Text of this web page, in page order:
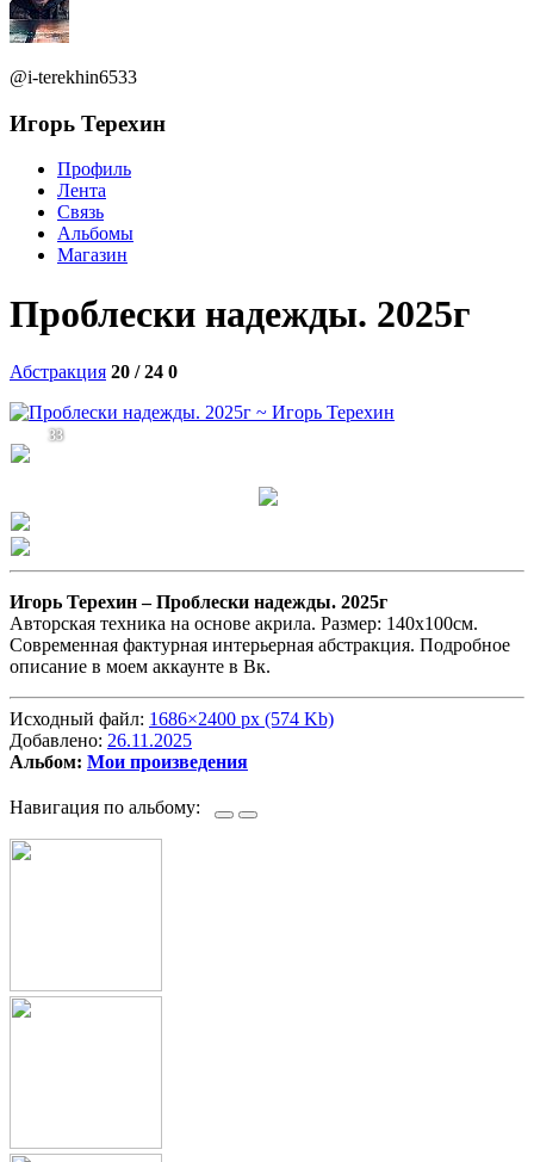
@i-terekhin6533
Игорь Терехин
Профиль
Лента
Связь
Альбомы
Магазин
Проблески надежды. 2025г
Абстракция 20 / 24 0
33
Игорь Терехин –Проблески надежды. 2025г
Авторская техника на основе акрила. Размер: 140х100см.
Современная фактурная интерьерная абстракция. Подробное
описание в моем аккаунте в Вк.
Исходный файл: 1686×2400 px (574 Kb)
Добавлено: 26.11.2025
Альбом: Мои произведения
Навигация по альбому: